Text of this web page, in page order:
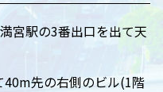
宮駅の3番出口を出て天
先の右側のビル(1階